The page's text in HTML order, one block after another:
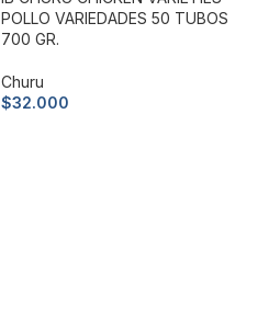
POLLO VARIEDADES 50 TUBOS
700 GR.
Churu
$32.000